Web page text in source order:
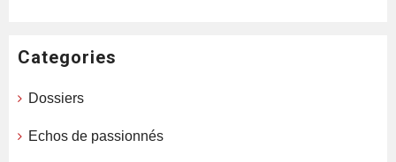
Categories
Dossiers
Echos de passionnés